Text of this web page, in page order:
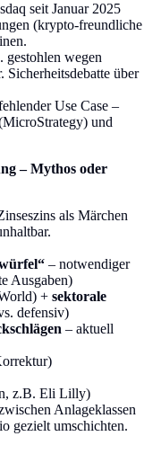
seit Januar 2025
(krypto-freundliche
wegen
Sicherheitsdebatte über
Use Case –
und
– Mythos oder
als Märchen
– notwendiger
Ausgaben)
+ sektorale
defensiv)
– aktuell
z.B. Eli Lilly)
Anlageklassen
gezielt umschichten.